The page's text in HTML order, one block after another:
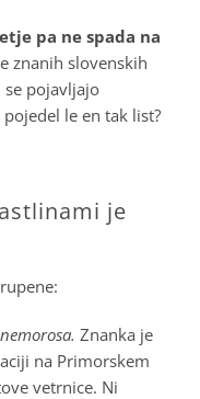
pa ne spada na
znanih slovenskih
se pojavljajo
le en tak list?
je
Znanka je
na Primorskem
vetrnice. Ni